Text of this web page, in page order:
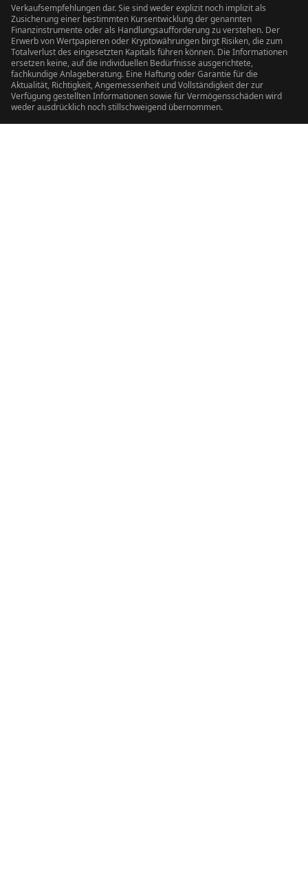
Verkaufsempfehlungen dar. Sie sind weder explizit noch implizit als
Zusicherung einer bestimmten Kursentwicklung der genannten
Finanzinstrumente oder als Handlungsaufforderung zu verstehen. Der
Erwerb von Wertpapieren oder Kryptowährungen birgt Risiken, die zum
Totalverlust des eingesetzten Kapitals führen können. Die Informationen
ersetzen keine, auf die individuellen Bedürfnisse ausgerichtete,
fachkundige Anlageberatung. Eine Haftung oder Garantie für die
Aktualität, Richtigkeit, Angemessenheit und Vollständigkeit der zur
Verfügung gestellten Informationen sowie für Vermögensschäden wird
weder ausdrücklich noch stillschweigend übernommen.